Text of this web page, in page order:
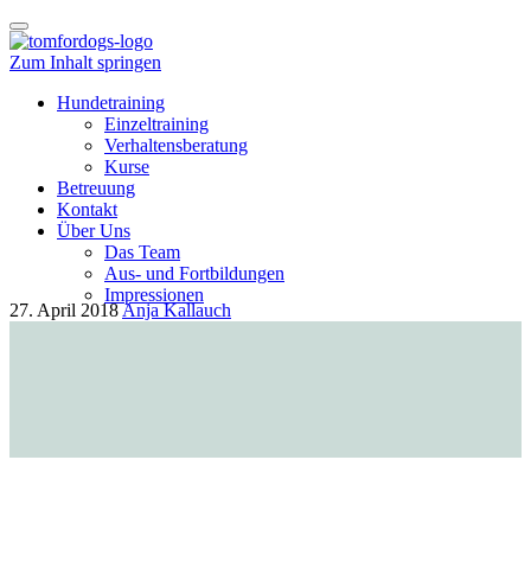
Schalte
Navigation
Zum Inhalt springen
Hundetraining
Einzeltraining
Verhaltensberatung
Kurse
Betreuung
Kontakt
Über Uns
Das Team
Aus- und Fortbildungen
Impressionen
27. April 2018Anja Kallauch